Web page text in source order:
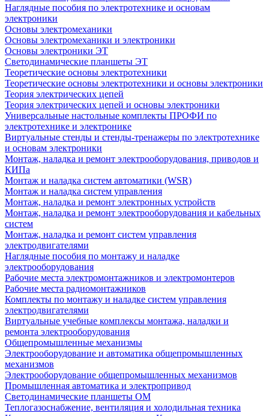
Наглядные пособия по электротехнике и основам
электроники
Основы электромеханики
Основы электромеханики и электроники
Основы электроники ЭТ
Светодинамические планшеты ЭТ
Теоретические основы электротехники
Теоретические основы электротехники и основы электроники
Теория электрических цепей
Теория электрических цепей и основы электроники
Универсальные настольные комплекты ПРОФИ по
электротехнике и электронике
Виртуальные стенды и стенды-тренажеры по электротехнике
и основам электроники
Монтаж, наладка и ремонт электрооборудования, приводов и
КИПа
Монтаж и наладка систем автоматики (WSR)
Монтаж и наладка систем управления
Монтаж, наладка и ремонт электронных устройств
Монтаж, наладка и ремонт электрооборудования и кабельных
систем
Монтаж, наладка и ремонт систем управления
электродвигателями
Наглядные пособия по монтажу и наладке
электрооборудования
Рабочие места электромонтажников и электромонтеров
Рабочие места радиомонтажников
Комплекты по монтажу и наладке систем управления
электродвигателями
Виртуальные учебные комплексы монтажа, наладки и
ремонта электрооборудования
Общепромышленные механизмы
Электрооборудование и автоматика общепромышленных
механизмов
Электрооборудование общепромышленных механизмов
Промышленная автоматика и электропривод
Светодинамические планшеты ОМ
Теплогазоснабжение, вентиляция и холодильная техника